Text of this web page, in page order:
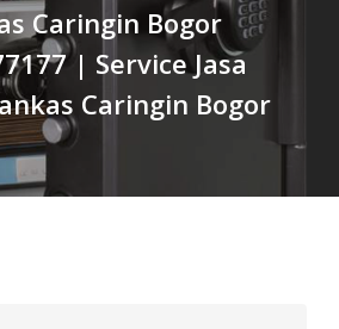
Caringin Bogor
| Service Jasa
Caringin Bogor